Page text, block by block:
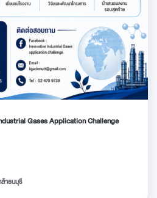
Gases Application Challenge
าธนบุรี